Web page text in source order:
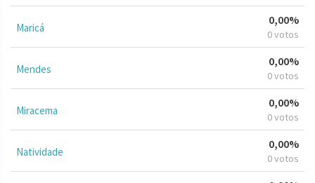
Maricá
0,00%
0 votos
Mendes
0,00%
0 votos
Miracema
0,00%
0 votos
Natividade
0,00%
0 votos